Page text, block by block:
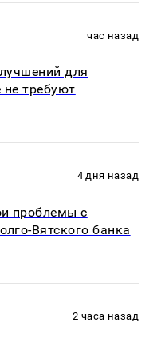
час назад
для
требуют
4 дня назад
проблемы с
Вятского банка
2 часа назад